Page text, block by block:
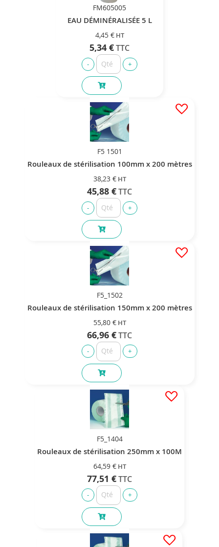
FM605005
EAU DÉMINÉRALISÉE 5 L
4,45 €
5,34 €
F5 1501
Rouleaux de stérilisation 100mm x 200 mètres
38,23 €
45,88 €
F5_1502
Rouleaux de stérilisation 150mm x 200 mètres
55,80 €
66,96 €
F5_1404
Rouleaux de stérilisation 250mm x 100M
64,59 €
77,51 €